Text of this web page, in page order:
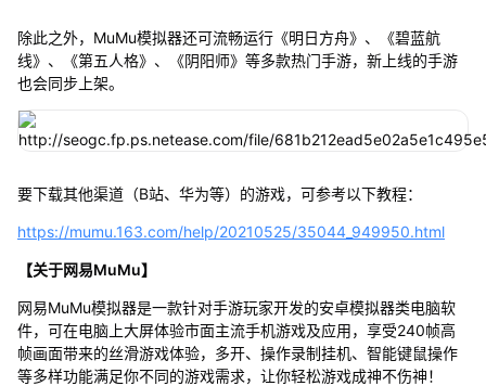
除此之外，MuMu模拟器还可流畅运行《明日方舟》、《碧蓝航
线》、《第五人格》、《阴阳师》等多款热门手游，新上线的手游
也会同步上架。
要下载其他渠道（B站、华为等）的游戏，可参考以下教程：
https://mumu.163.com/help/20210525/35044_949950.html
【关于网易MuMu】
网易MuMu模拟器是一款针对手游玩家开发的安卓模拟器类电脑软
件，可在电脑上大屏体验市面主流手机游戏及应用，享受240帧高
帧画面带来的丝滑游戏体验，多开、操作录制挂机、智能键鼠操作
等多样功能满足你不同的游戏需求，让你轻松游戏成神不伤神！